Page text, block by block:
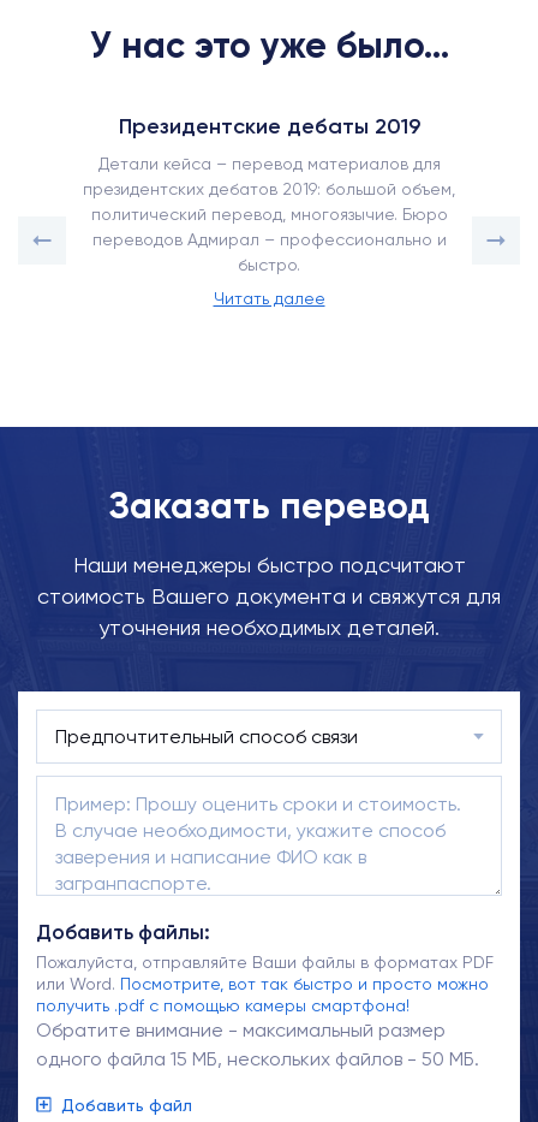
У нас это уже было...
Президентские дебаты 2019
Детали кейса – перевод материалов для
президентских дебатов 2019: большой объем,
политический перевод, многоязычие. Бюро
переводов Адмирал – профессионально и
быстро.
Читать далее
Заказать перевод
Наши менеджеры быстро подсчитают
стоимость Вашего документа и свяжутся для
уточнения необходимых деталей.
Добавить файлы:
Пожалуйста, отправляйте Ваши файлы в форматах PDF
или Word. Посмотрите, вот так быстро и просто можно
получить .pdf с помощью камеры смартфона!
Обратите внимание - максимальный размер
одного файла 15 МБ, нескольких файлов - 50 МБ.
Добавить файл